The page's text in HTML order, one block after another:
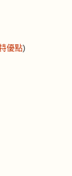
優點)